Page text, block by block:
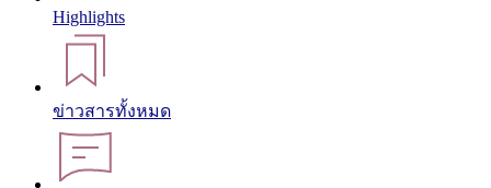
Highlights
ข่าวสารทั้งหมด